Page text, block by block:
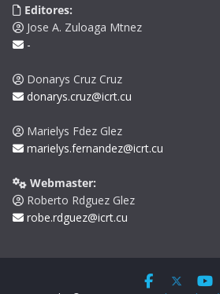
Editores:
Jose A. Zuloaga Mtnez
-
Donarys Cruz Cruz
donarys.cruz@icrt.cu
Marielys Fdez Glez
marielys.fernandez@icrt.cu
Webmaster:
Roberto Rdguez Glez
robe.rdguez@icrt.cu